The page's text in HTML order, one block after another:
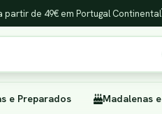
partir de 49€ em Portugal Continental
e Preparados Madalenas